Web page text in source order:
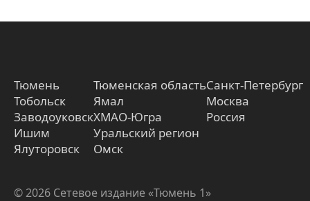
Тюмень
Тобольск
Заводоуковск
Ишим
Ялуторовск
Тюменская область
Ямал
ХМАО-Югра
Уральский регион
Омск
Санкт-Петербург
Москва
Россия
© 2026 Сетевое издание «Тюмень 1»